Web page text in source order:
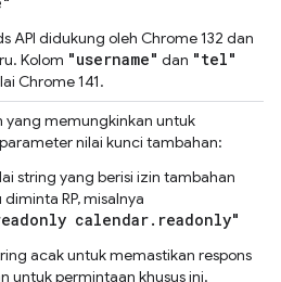
API didukung oleh Chrome 132 dan
Kolom "username" dan "tel"
Chrome 141.
yang memungkinkan untuk
nilai kunci tambahan:
string yang berisi izin tambahan
RP, misalnya
calendar.readonly"
acak untuk memastikan respons
untuk permintaan khusus ini.